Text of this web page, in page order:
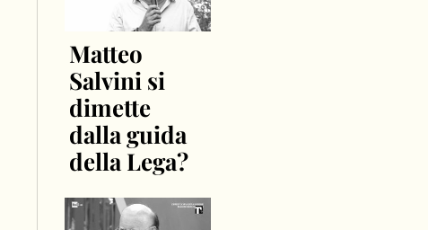
Matteo
Salvini si
dimette
dalla guida
della Lega?